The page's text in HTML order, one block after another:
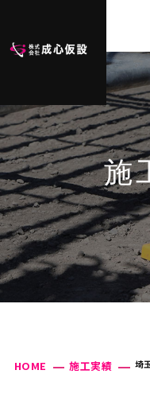
施
HOME 施工実績 埼